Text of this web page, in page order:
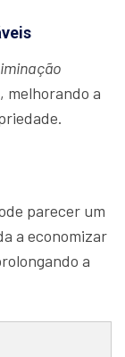
melhorando a
parecer um
a economizar
a